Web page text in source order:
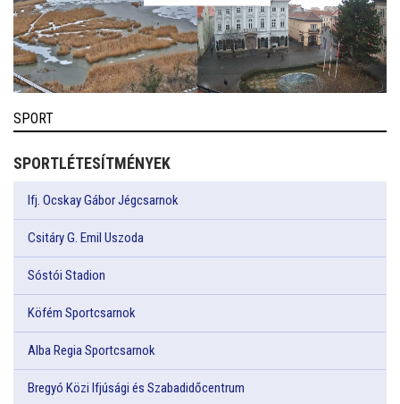
SPORT
SPORTLÉTESÍTMÉNYEK
Ifj. Ocskay Gábor Jégcsarnok
Csitáry G. Emil Uszoda
Sóstói Stadion
Köfém Sportcsarnok
Alba Regia Sportcsarnok
Bregyó Közi Ifjúsági és Szabadidőcentrum